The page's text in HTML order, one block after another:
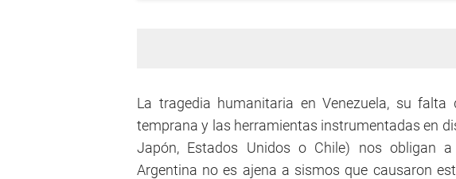
La tragedia humanitaria en Venezuela, su
temprana y las herramientas instrumentadas en
Japón, Estados Unidos o Chile) nos obligan
Argentina no es ajena a sismos que causaron